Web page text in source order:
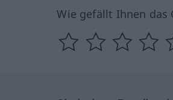
Wie gefällt Ihnen das